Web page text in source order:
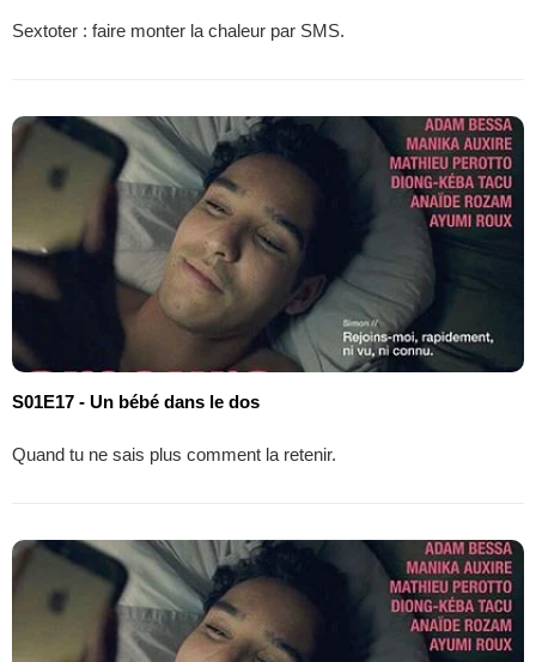
Sextoter : faire monter la chaleur par SMS.
S01E17 - Un bébé dans le dos
Quand tu ne sais plus comment la retenir.